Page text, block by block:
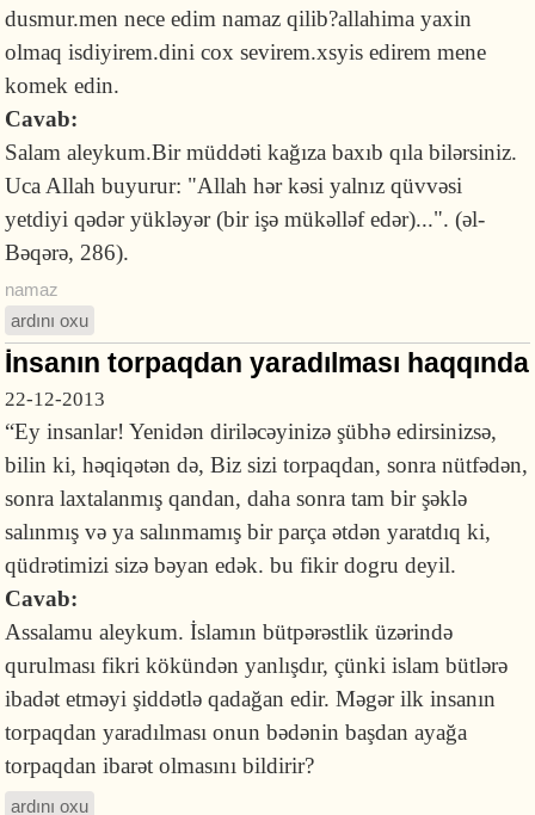
dusmur.men nece edim namaz qilib?allahima yaxin
olmaq isdiyirem.dini cox sevirem.xsyis edirem mene
komek edin.
Cavab:
Salam aleykum.Bir müddəti kağıza baxıb qıla bilərsiniz.
Uca Allah buyurur: "Allah hər kəsi yalnız qüvvəsi
yetdiyi qədər yükləyər (bir işə mükəlləf edər)...". (əl-
Bəqərə, 286).
namaz
ardını oxu
İnsanın torpaqdan yaradılması haqqında
22-12-2013
“Ey insanlar! Yenidən diriləcəyinizə şübhə edirsinizsə,
bilin ki, həqiqətən də, Biz sizi torpaqdan, sonra nütfədən,
sonra laxtalanmış qandan, daha sonra tam bir şəklə
salınmış və ya salınmamış bir parça ətdən yaratdıq ki,
qüdrətimizi sizə bəyan edək. bu fikir dogru deyil.
Cavab:
Assalamu aleykum. İslamın bütpərəstlik üzərində
qurulması fikri kökündən yanlışdır, çünki islam bütlərə
ibadət etməyi şiddətlə qadağan edir. Məgər ilk insanın
torpaqdan yaradılması onun bədənin başdan ayağa
torpaqdan ibarət olmasını bildirir?
ardını oxu